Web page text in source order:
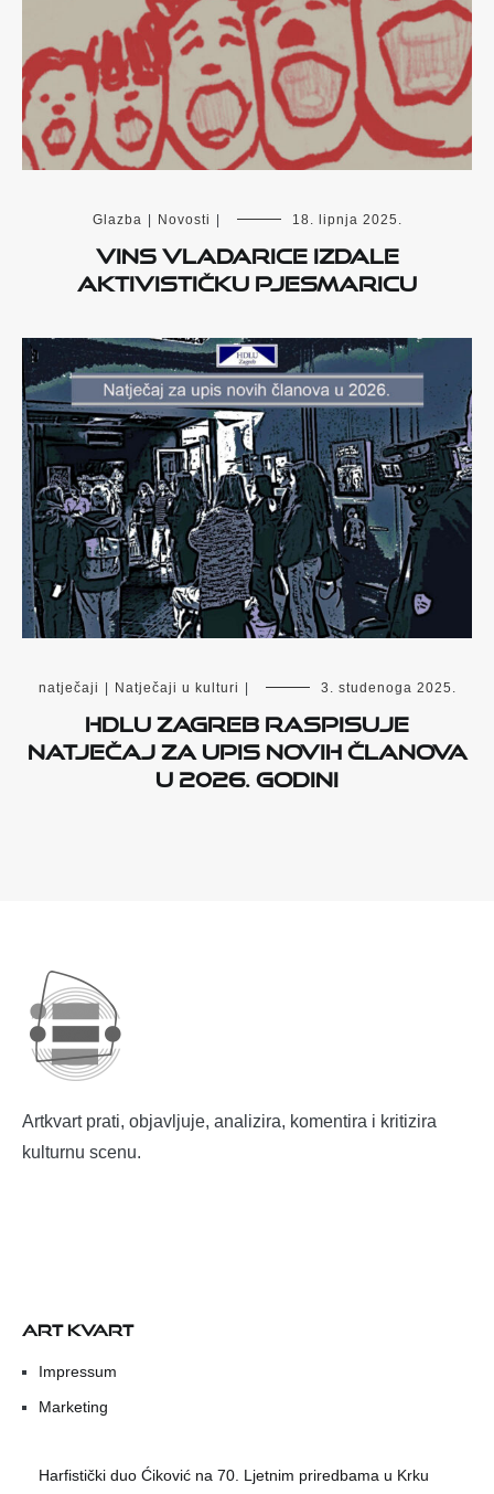
Glazba Novosti 18. lipnja 2025.
VINS Vladarice izdale
Aktivističku pjesmaricu
natječaji Natječaji u kulturi 3. studenoga 2025.
HDLU Zagreb raspisuje
natječaj za upis novih članova
u 2026. godini
Artkvart prati, objavljuje, analizira, komentira i kritizira
kulturnu scenu.
ART KVART
Impressum
Marketing
Harfistički duo Ćiković na 70. Ljetnim priredbama u Krku